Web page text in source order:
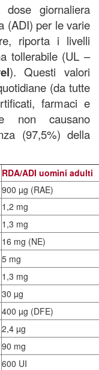
giornaliera
(ADI) per le varie
riporta i livelli
tollerabile (UL –
). Questi valori
(da tutte
farmaci e
non causano
(97,5%) della
RDA/ADI uomini adulti
900 µg (RAE)
1,2 mg
1,3 mg
16 mg (NE)
5 mg
1,3 mg
30 µg
400 µg (DFE)
2,4 µg
90 mg
600 UI